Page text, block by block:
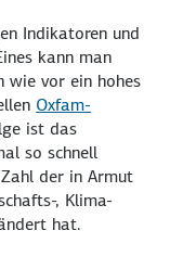
Indikatoren und
kann man
wie vor ein hohes
Oxfam-
ist das
so schnell
der in Armut
, Klima-
hat.